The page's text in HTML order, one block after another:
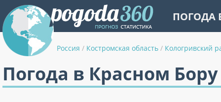
ПОГОДА
Россия / Костромская область / Кологривский
Погода в Красном